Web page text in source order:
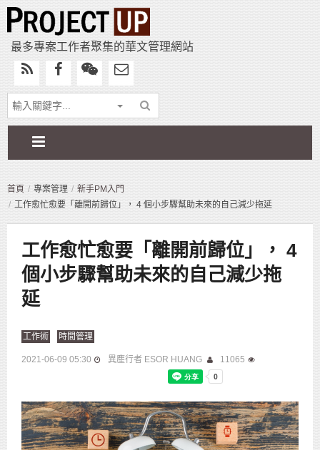
最多專案工作者聚集的華文管理網站
首頁 專案管理
新手PM入門
工作愈忙愈要「離開前歸位」， 4 個小步驟幫助未來的自己減少拖延
工作愈忙愈要「離開前歸位」， 4
個小步驟幫助未來的自己減少拖
延
工作術 時間管理
2021-06-09 05:30 異塵行者 ESOR HUANG 11065